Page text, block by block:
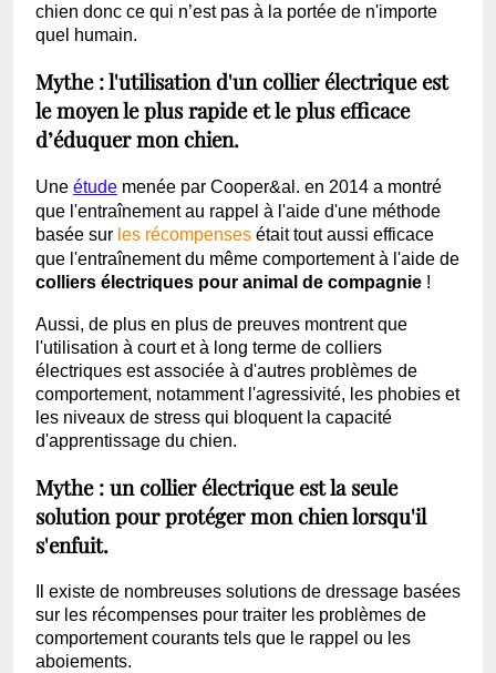
chien donc ce qui n’est pas à la portée de n'importe
quel humain.
Mythe : l'utilisation d'un collier électrique est
le moyen le plus rapide et le plus efficace
d’éduquer mon chien.
Une étude menée par Cooper&al. en 2014 a montré
que l'entraînement au rappel à l'aide d'une méthode
basée sur les récompenses était tout aussi efficace
que l'entraînement du même comportement à l'aide de
colliers électriques pour animal de compagnie !
Aussi, de plus en plus de preuves montrent que
l'utilisation à court et à long terme de colliers
électriques est associée à d'autres problèmes de
comportement, notamment l'agressivité, les phobies et
les niveaux de stress qui bloquent la capacité
d'apprentissage du chien.
Mythe : un collier électrique est la seule
solution pour protéger mon chien lorsqu'il
s'enfuit.
Il existe de nombreuses solutions de dressage basées
sur les récompenses pour traiter les problèmes de
comportement courants tels que le rappel ou les
aboiements.